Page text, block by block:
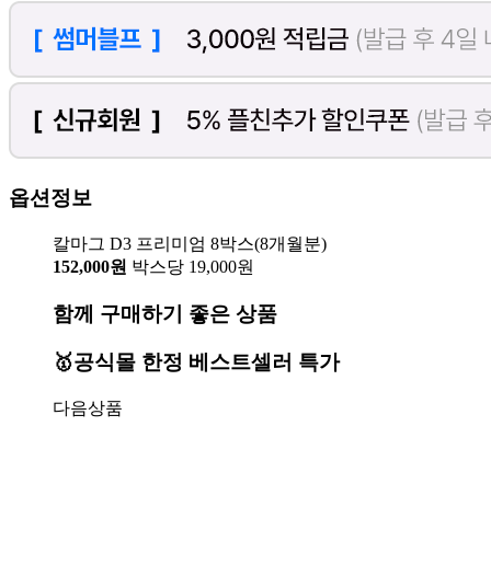
옵션정보
칼마그 D3 프리미엄 8박스(8개월분)
152,000원 박스당 19,000원
함께 구매하기 좋은 상품
🥇공식몰 한정 베스트셀러 특가
다음상품